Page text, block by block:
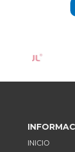
INICIO